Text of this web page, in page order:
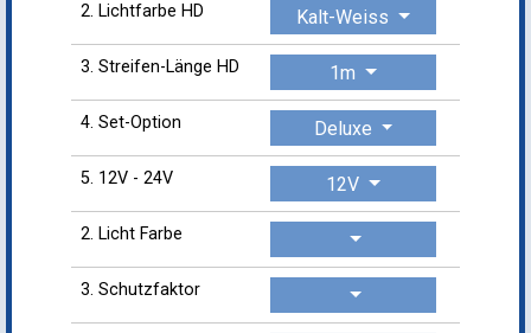
2. Lichtfarbe HD Kalt-Weiss
3. Streifen-Länge HD 1m
4. Set-Option Deluxe
5. 12V - 24V 12V
2. Licht Farbe
3. Schutzfaktor